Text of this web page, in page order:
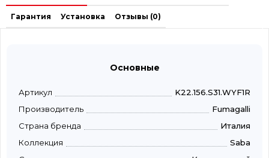
Гарантия Установка Отзывы (0)
Основные
Артикул
K22.156.S31.WYF1R
Производитель
Fumagalli
Страна бренда
Италия
Коллекция
Saba